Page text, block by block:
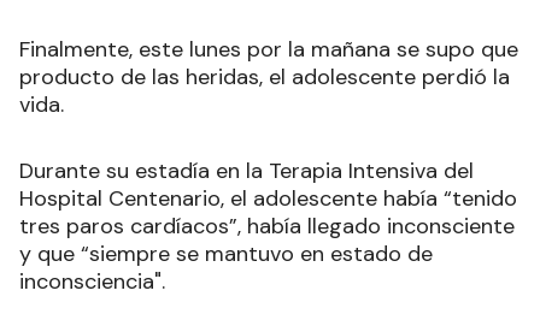
Finalmente, este lunes por la mañana se supo que
producto de las heridas, el adolescente perdió la
vida.
Durante su estadía en la Terapia Intensiva del
Hospital Centenario, el adolescente había “tenido
tres paros cardíacos”, había llegado inconsciente
y que “siempre se mantuvo en estado de
inconsciencia".